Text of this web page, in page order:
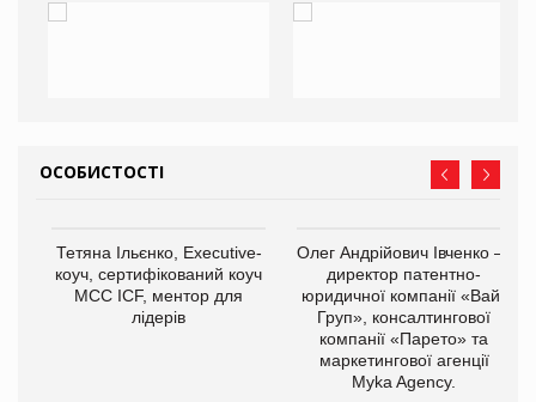
ОСОБИСТОСТІ
Тетяна Ільєнко, Executive-
коуч, сертифікований коуч
МСС ICF, ментор для
лідерів
Олег Андрійович Івченко —
директор патентно-
юридичної компанії «Вайз
Груп», консалтингової
компанії «Парето» та
маркетингової агенції
Myka Agency.